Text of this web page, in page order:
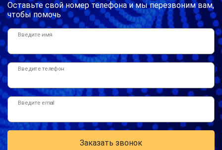
Оставьте свой номер телефона и мы перезвоним вам,
чтобы помочь
Введите имя
Введите телефон
Введите email
Заказать звонок